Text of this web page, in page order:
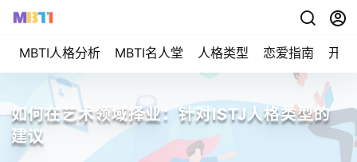
MBTI人格分析 MBTI名人堂 人格类型 恋爱指南 开始
如何在艺术领域择业：针对ISTJ人格类型的
建议